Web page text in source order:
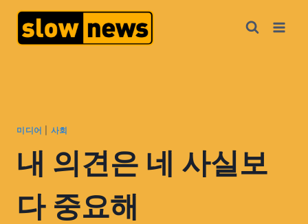
미디어 사회
내 의견은 네 사실보
다 중요해